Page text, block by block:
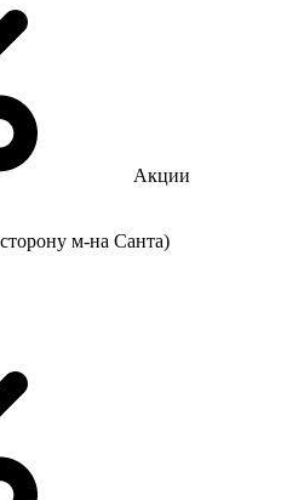
Акции
м-на Санта)